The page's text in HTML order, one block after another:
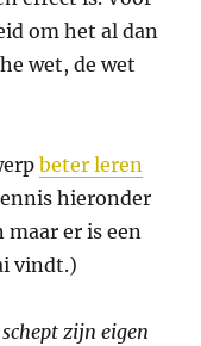
om het al dan
wet, de wet
beter leren
hieronder
maar er is een
vindt.)
zijn eigen